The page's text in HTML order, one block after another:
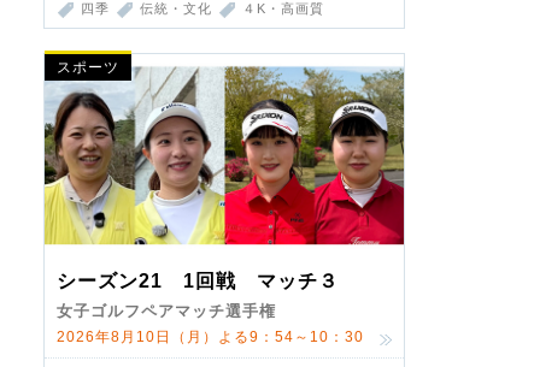
四季 伝統・文化 ４K・高画質
スポーツ
シーズン21 1回戦 マッチ３
女子ゴルフペアマッチ選手権
2026年8月10日（月）よる9：54～10：30